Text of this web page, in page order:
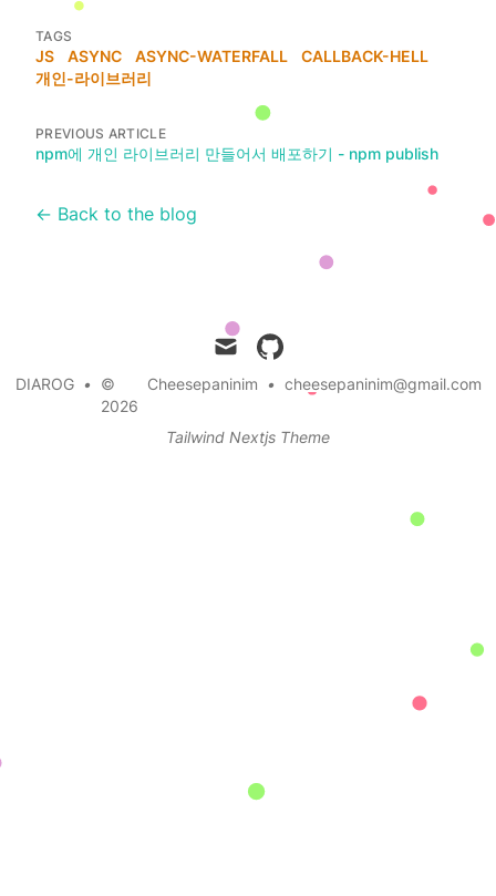
TAGS
JS ASYNC ASYNC-WATERFALL
CALLBACK-HELL
개인-라이브러리
PREVIOUS ARTICLE
npm에 개인 라이브러리 만들어서 배포하기 - npm publish
← Back to the blog
mail github
DIAROG •
©
2026
Cheesepaninim • cheesepaninim@gmail.com
Tailwind Nextjs Theme